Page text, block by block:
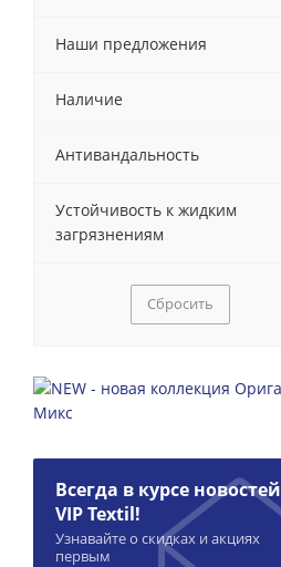
Наши предложения
Наличие
Антивандальность
Устойчивость к жидким
загрязнениям
Сбросить
Всегда в курсе новостей
VIP Textil!
Узнавайте о скидках и акциях
первым